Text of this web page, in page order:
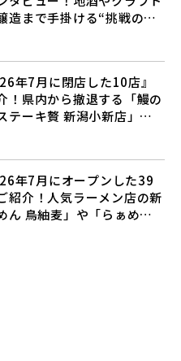
造まで手掛ける“挑戦の歴
年7月に閉店した10店』
！県内から撤退する「鰻の
テーキ贅 新潟小新店」が
年7月にオープンした39
紹介！人気ラーメン店の新
ん 鳥紬麦」や「らぁめん
ど盛りだくさん♪